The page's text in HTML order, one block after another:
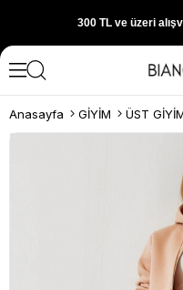
1000 TL ve üzeri
Yeni sezon
300 TL ve üzeri
1000 TL ve üzeri
Anasayfa GİYİM ÜST